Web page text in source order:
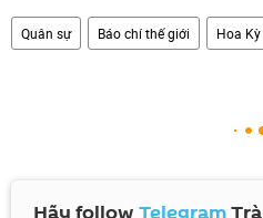
Quân sự Báo chí thế giới Hoa Kỳ